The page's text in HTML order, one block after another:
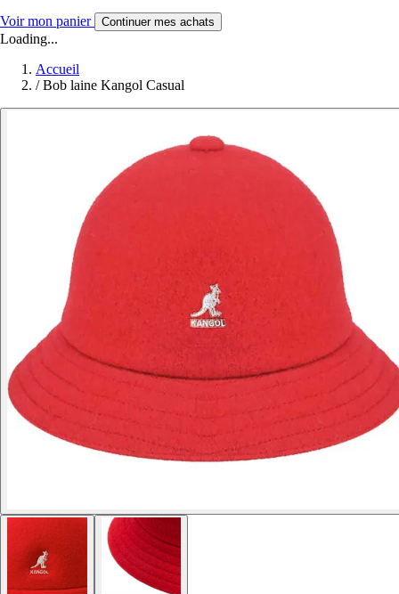
Voir mon panier Continuer mes achats
Loading...
Accueil
/ Bob laine Kangol Casual